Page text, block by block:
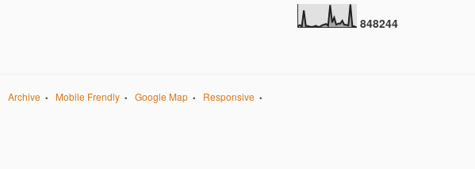
848244
Archive Mobile Frendly Google Map Responsive